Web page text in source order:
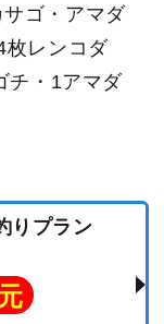
ゴ・アマダ
レンコダ
チ・1アマダ
りプラン